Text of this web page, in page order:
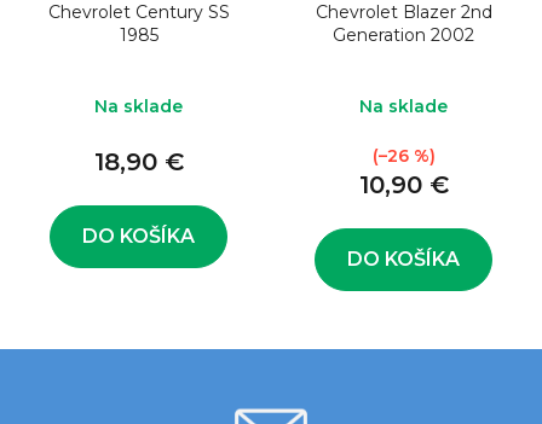
Chevrolet Century SS
1985
Na sklade
18,90 €
DO KOŠÍKA
Chevrolet Blazer 2nd
Generation 2002
Na sklade
10,90 €
(–26 %)
DO KOŠÍKA